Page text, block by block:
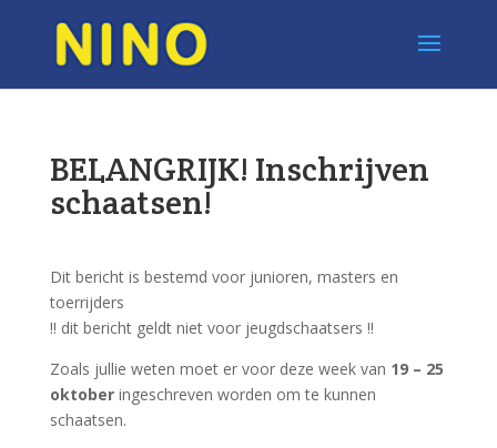
BELANGRIJK! Inschrijven
schaatsen!
Dit bericht is bestemd voor junioren, masters en
toerrijders
!! dit bericht geldt niet voor jeugdschaatsers !!
Zoals jullie weten moet er voor deze week van 19 – 25
oktober ingeschreven worden om te kunnen
schaatsen.